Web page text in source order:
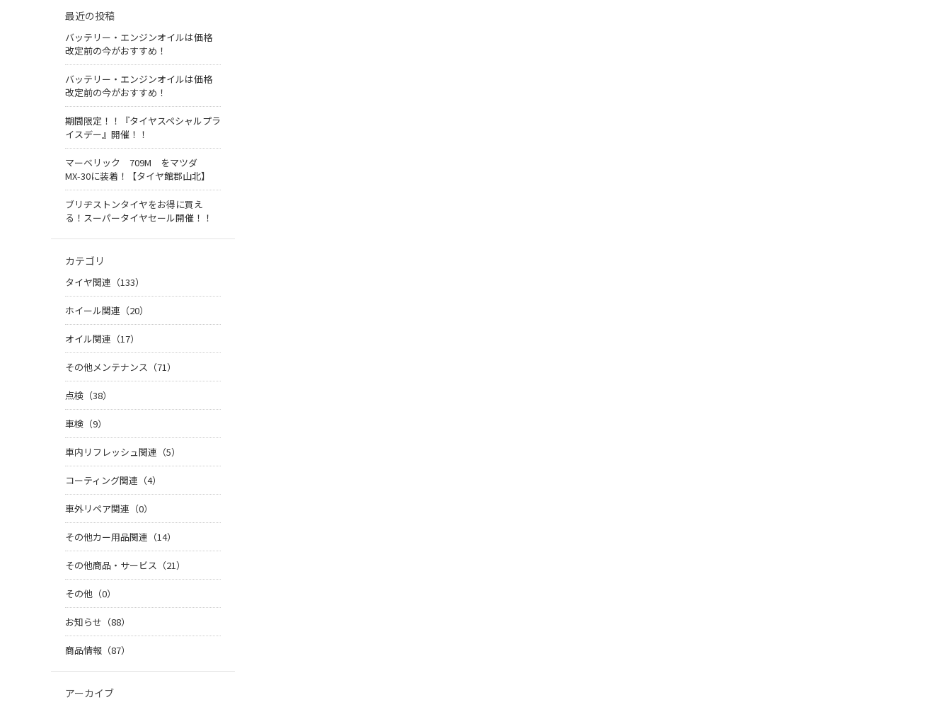
最近の投稿
バッテリー・エンジンオイルは価格
改定前の今がおすすめ！
バッテリー・エンジンオイルは価格
改定前の今がおすすめ！
期間限定！！『タイヤスペシャルプラ
イスデー』開催！！
マーベリック 709M をマツダ
MX-30に装着！【タイヤ館郡山北】
ブリヂストンタイヤをお得に買え
る！スーパータイヤセール開催！！
カテゴリ
タイヤ関連（133）
ホイール関連（20）
オイル関連（17）
その他メンテナンス（71）
点検（38）
車検（9）
車内リフレッシュ関連（5）
コーティング関連（4）
車外リペア関連（0）
その他カー用品関連（14）
その他商品・サービス（21）
その他（0）
お知らせ（88）
商品情報（87）
アーカイブ